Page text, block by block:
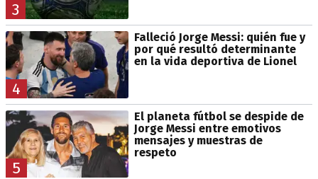
3
4
Falleció Jorge Messi: quién fue y
por qué resultó determinante
en la vida deportiva de Lionel
5
El planeta fútbol se despide de
Jorge Messi entre emotivos
mensajes y muestras de
respeto